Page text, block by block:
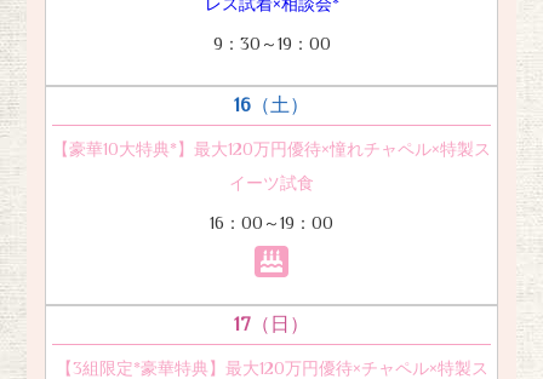
9：30～19：00
16 （土）
【豪華10大特典*】最大120万円優待×憧れチャペル×特製ス
イーツ試食
16：00～19：00
17 （日）
【3組限定*豪華特典】最大120万円優待×チャペル×特製ス